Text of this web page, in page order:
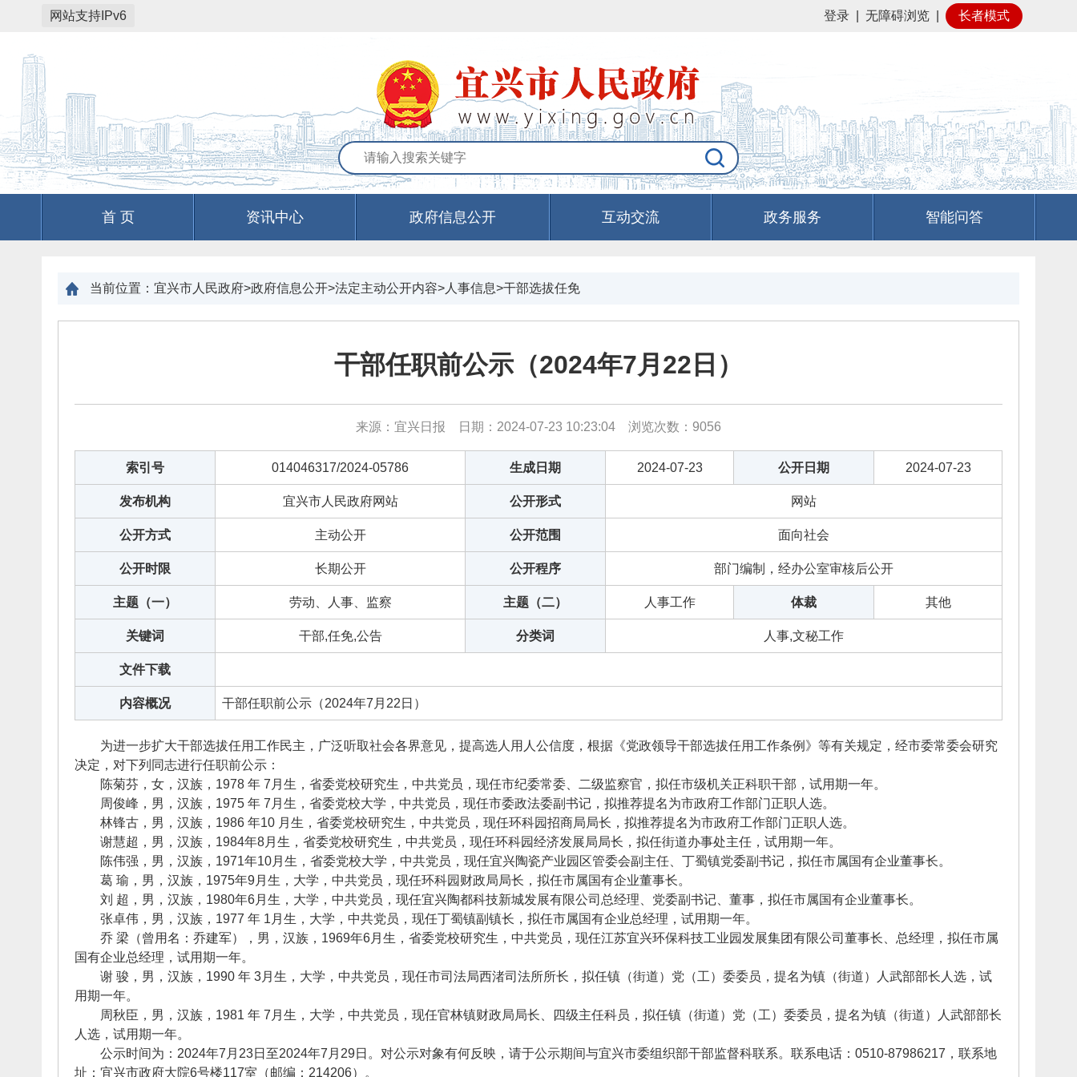
网站支持IPv6 登录 无障碍浏览 长者模式
首 页 资讯中心 政府信息公开 互动交流 政务服务 智能问答
当前位置： 宜兴市人民政府>政府信息公开>法定主动公开内容>人事信息>干部选拔任免
干部任职前公示（2024年7月22日）
来源：宜兴日报 日期：2024-07-23 10:23:04 浏览次数： 9056
索引号 014046317/2024-05786 生成日期 2024-07-23 公开日期 2024-07-23
发布机构 宜兴市人民政府网站 公开形式 网站
公开方式 主动公开 公开范围 面向社会
公开时限 长期公开 公开程序 部门编制，经办公室审核后公开
主题（一） 劳动、人事、监察 主题（二） 人事工作 体裁 其他
关键词 干部,任免,公告 分类词 人事,文秘工作
文件下载
内容概况 干部任职前公示（2024年7月22日）
为进一步扩大干部选拔任用工作民主，广泛听取社会各界意见，提高选人用人公信度，根据《党政领导干部选拔任用工作条例》等有关规定，经市委常委会研究
决定，对下列同志进行任职前公示：
陈菊芬，女，汉族，1978 年 7月生，省委党校研究生，中共党员，现任市纪委常委、二级监察官，拟任市级机关正科职干部，试用期一年。
周俊峰，男，汉族，1975 年 7月生，省委党校大学，中共党员，现任市委政法委副书记，拟推荐提名为市政府工作部门正职人选。
林锋古，男，汉族，1986 年10 月生，省委党校研究生，中共党员，现任环科园招商局局长，拟推荐提名为市政府工作部门正职人选。
谢慧超，男，汉族，1984年8月生，省委党校研究生，中共党员，现任环科园经济发展局局长，拟任街道办事处主任，试用期一年。
陈伟强，男，汉族，1971年10月生，省委党校大学，中共党员，现任宜兴陶瓷产业园区管委会副主任、丁蜀镇党委副书记，拟任市属国有企业董事长。
葛 瑜，男，汉族，1975年9月生，大学，中共党员，现任环科园财政局局长，拟任市属国有企业董事长。
刘 超，男，汉族，1980年6月生，大学，中共党员，现任宜兴陶都科技新城发展有限公司总经理、党委副书记、董事，拟任市属国有企业董事长。
张卓伟，男，汉族，1977 年 1月生，大学，中共党员，现任丁蜀镇副镇长，拟任市属国有企业总经理，试用期一年。
乔 梁（曾用名：乔建军），男，汉族，1969年6月生，省委党校研究生，中共党员，现任江苏宜兴环保科技工业园发展集团有限公司董事长、总经理，拟任市属
国有企业总经理，试用期一年。
谢 骏，男，汉族，1990 年 3月生，大学，中共党员，现任市司法局西渚司法所所长，拟任镇（街道）党（工）委委员，提名为镇（街道）人武部部长人选，试
用期一年。
周秋臣，男，汉族，1981 年 7月生，大学，中共党员，现任官林镇财政局局长、四级主任科员，拟任镇（街道）党（工）委委员，提名为镇（街道）人武部部长
人选，试用期一年。
公示时间为：2024年7月23日至2024年7月29日。对公示对象有何反映，请于公示期间与宜兴市委组织部干部监督科联系。联系电话：0510-87986217，联系地
址：宜兴市政府大院6号楼117室（邮编：214206）。